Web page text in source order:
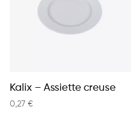
Kalix – Assiette creuse
0,27 €